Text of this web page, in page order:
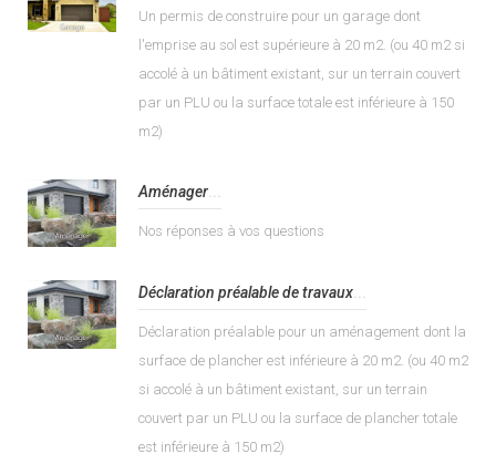
Un permis de construire pour un garage dont
l'emprise au sol est supérieure à 20 m2. (ou 40 m2 si
accolé à un bâtiment existant, sur un terrain couvert
par un PLU ou la surface totale est inférieure à 150
m2)
Aménager
Nos réponses à vos questions
Déclaration préalable de travaux
Déclaration préalable pour un aménagement dont la
surface de plancher est inférieure à 20 m2. (ou 40 m2
si accolé à un bâtiment existant, sur un terrain
couvert par un PLU ou la surface de plancher totale
est inférieure à 150 m2)